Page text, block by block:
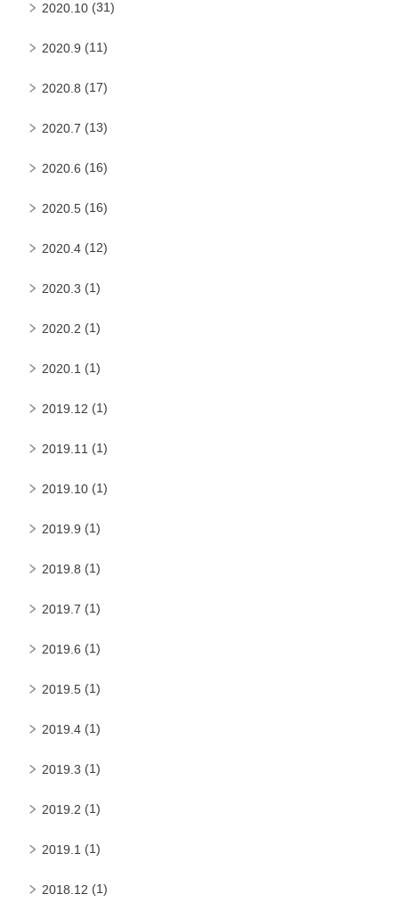
2020.10 (31)
2020.9 (11)
2020.8 (17)
2020.7 (13)
2020.6 (16)
2020.5 (16)
2020.4 (12)
2020.3 (1)
2020.2 (1)
2020.1 (1)
2019.12 (1)
2019.11 (1)
2019.10 (1)
2019.9 (1)
2019.8 (1)
2019.7 (1)
2019.6 (1)
2019.5 (1)
2019.4 (1)
2019.3 (1)
2019.2 (1)
2019.1 (1)
2018.12 (1)